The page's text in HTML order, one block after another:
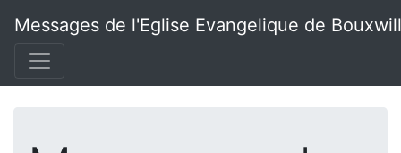
Messages de l'Eglise Evangelique de